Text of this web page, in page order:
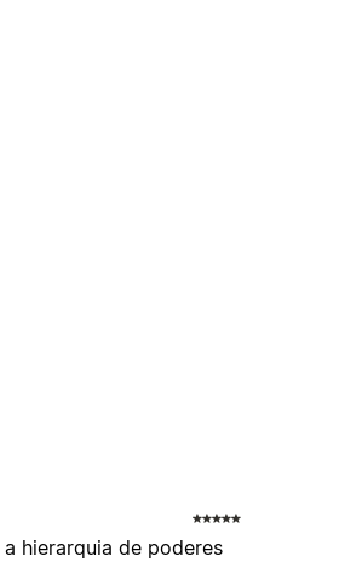
hierarquia de poderes